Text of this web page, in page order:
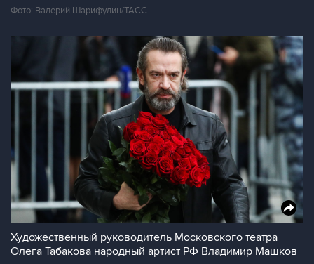
Фото: Валерий Шарифулин/ТАСС
Художественный руководитель Московского театра
Олега Табакова народный артист РФ Владимир Машков